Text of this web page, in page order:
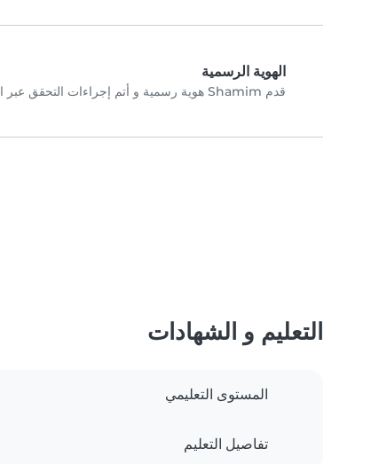
الهوية الرسمية
قدم Shamim هوية رسمية و أتم إجراءات التحقق عبر الصورة الشخصية.
التعليم و الشهادات
المستوى التعليمي
تفاصيل التعليم